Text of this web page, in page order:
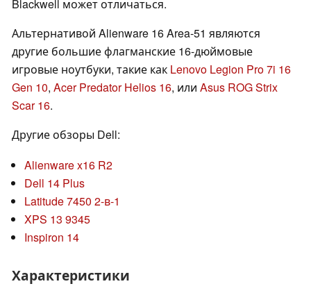
Blackwell может отличаться.
Альтернативой Alienware 16 Area-51 являются
другие большие флагманские 16-дюймовые
игровые ноутбуки, такие как Lenovo Legion Pro 7i 16
Gen 10, Acer Predator Helios 16, или Asus ROG Strix
Scar 16.
Другие обзоры Dell:
Alienware x16 R2
Dell 14 Plus
Latitude 7450 2-в-1
XPS 13 9345
Inspiron 14
Характеристики